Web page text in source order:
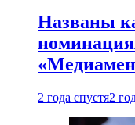
Названы
2 года спустя2